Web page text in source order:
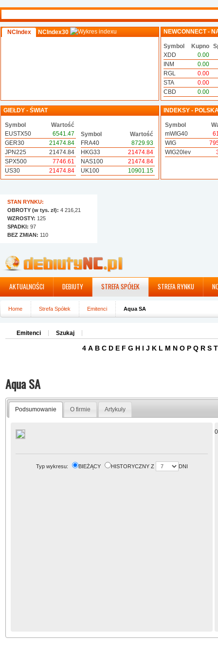
NCIndex NCIndex30 NEWCONNECT -
Symbol Kupno
XDD
0.00
INM
0.00
RGL
0.00
STA
0.00
CBD
0.00
GIEŁDY - ŚWIAT
Symbol
Wartość
EUSTX50
6541.47
GER30
21474.84
JPN225
21474.84
SPX500
7746.61
US30
21474.84
Symbol
Wartość
FRA40
8729.93
HKG33
21474.84
NAS100
21474.84
UK100
10901.15
INDEKSY -
Symbol
mWIG40
WIG
WIG20lev
STAN RYNKU:
OBROTY (w tys. zł): 4 216,21
WZROSTY: 125
SPADKI: 97
BEZ ZMIAN: 110
AKTUALNOŚCI DEBIUTY STREFA SPÓŁEK STREFA RYNKU
Home Strefa Spółek Emitenci Aqua SA
Emitenci Szukaj
4 A B C D E F G H I J K L M N O P Q R S T
Aqua SA
Podsumowanie O firmie Artykuły
Typ wykresu: BIEŻĄCY HISTORYCZNY Z DNI